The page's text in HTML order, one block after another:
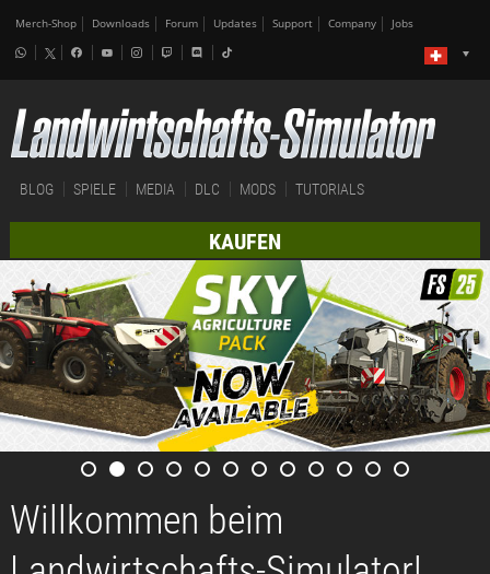
Merch-Shop Downloads Forum Updates Support Company Jobs
BLOG SPIELE MEDIA DLC MODS TUTORIALS
KAUFEN
Willkommen beim